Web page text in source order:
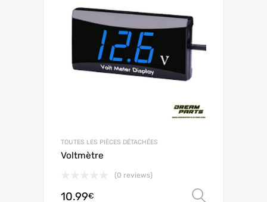
TOUTES LES PIÈCES DÉTACHÉES
Voltmètre
(0 reviews)
10.99€